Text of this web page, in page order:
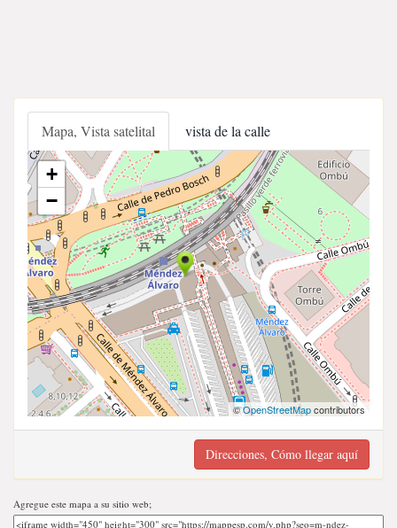
Mapa, Vista satelital vista de la calle
+
−
©OpenStreetMapcontributors
Direcciones, Cómo llegar aquí
Agregue este mapa a su sitio web;